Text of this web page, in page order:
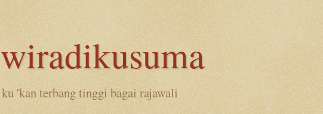
wiradikusuma
ku 'kan terbang tinggi bagai rajawali